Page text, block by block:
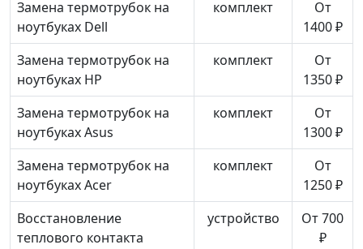
Замена термотрубок на
ноутбуках Dell
комплект
От
1400 ₽
Замена термотрубок на
ноутбуках HP
комплект
От
1350 ₽
Замена термотрубок на
ноутбуках Asus
комплект
От
1300 ₽
Замена термотрубок на
ноутбуках Acer
комплект
От
1250 ₽
Восстановление
теплового контакта
устройство
От 700
₽